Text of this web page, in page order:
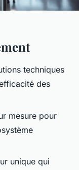
techniques
des
mesure pour
unique qui